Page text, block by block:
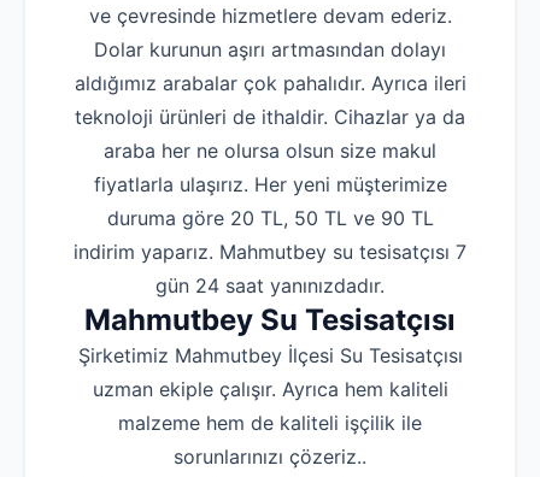
ve çevresinde hizmetlere devam ederiz.
Dolar kurunun aşırı artmasından dolayı
aldığımız arabalar çok pahalıdır. Ayrıca ileri
teknoloji ürünleri de ithaldir. Cihazlar ya da
araba her ne olursa olsun size makul
fiyatlarla ulaşırız. Her yeni müşterimize
duruma göre 20 TL, 50 TL ve 90 TL
indirim yaparız. Mahmutbey su tesisatçısı 7
gün 24 saat yanınızdadır.
Mahmutbey Su Tesisatçısı
Şirketimiz Mahmutbey İlçesi Su Tesisatçısı
uzman ekiple çalışır. Ayrıca hem kaliteli
malzeme hem de kaliteli işçilik ile
sorunlarınızı çözeriz..